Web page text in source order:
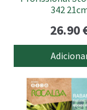
342
26.90